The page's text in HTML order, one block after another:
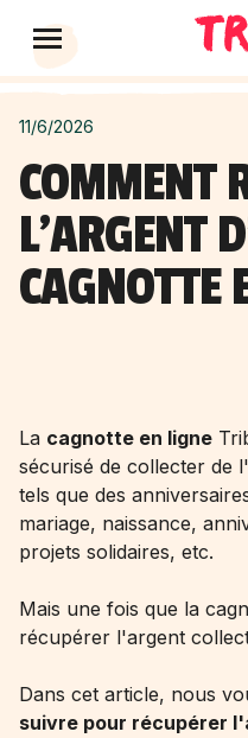
11/6/2026
COMMENT
L'ARGENT
CAGNOTTE
La cagnotte en ligne
sécurisé de collecter de
tels que des
mariage, naissance,
projets solidaires, etc.
Mais une fois que la
récupérer l'argent
Dans cet article, nous
suivre pour récupérer